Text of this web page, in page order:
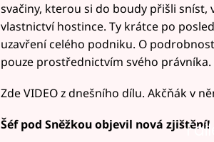
svačiny, kterou si do boudy přišli sníst,
vlastnictví hostince. Ty krátce po
uzavření celého podniku. O
pouze prostřednictvím svého právníka.
Zde VIDEO z dnešního dílu. Akčňák v
Šéf pod Sněžkou objevil nová zjištění!